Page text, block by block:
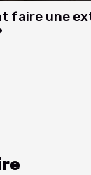
faire une